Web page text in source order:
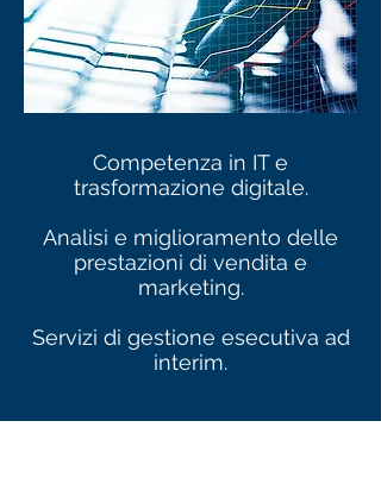
Competenza in IT e
trasformazione digitale.
Analisi e miglioramento delle
prestazioni di vendita e
marketing.
Servizi di gestione esecutiva ad
interim.